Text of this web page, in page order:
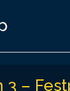
3 –